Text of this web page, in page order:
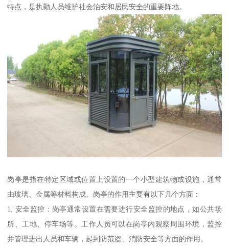
特点，是执勤人员维护社会治安和居民安全的重要阵地。
岗亭是指在特定区域或位置上设置的一个小型建筑物或设施，通常
由玻璃、金属等材料构成。岗亭的作用主要有以下几个方面：
1. 安全监控：岗亭通常设置在需要进行安全监控的地点，如公共场
所、工地、停车场等。工作人员可以在岗亭内观察周围环境，监控
并管理进出人员和车辆，起到防范盗、消防安全等方面的作用。